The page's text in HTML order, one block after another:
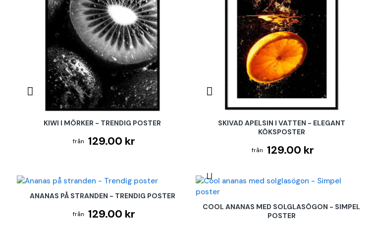
KIWI I MÖRKER - TRENDIG POSTER
129.00 kr
SKIVAD APELSIN I VATTEN - ELEGANT
KÖKSPOSTER
129.00 kr
ANANAS PÅ STRANDEN - TRENDIG POSTER
129.00 kr
COOL ANANAS MED SOLGLASÖGON - SIMPEL
POSTER